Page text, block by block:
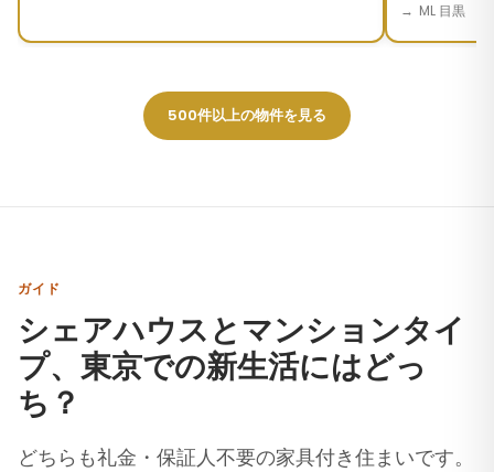
ML 目黒
500件以上の物件を見る
ガイド
シェアハウスとマンションタイ
プ、東京での新生活にはどっ
ち？
どちらも礼金・保証人不要の家具付き住まいです。